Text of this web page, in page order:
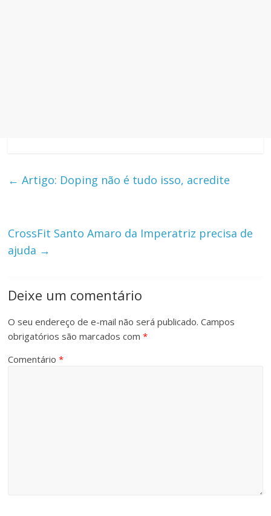
← Artigo: Doping não é tudo isso, acredite
CrossFit Santo Amaro da Imperatriz precisa de
ajuda →
Deixe um comentário
O seu endereço de e-mail não será publicado. Campos
obrigatórios são marcados com*
Comentário*